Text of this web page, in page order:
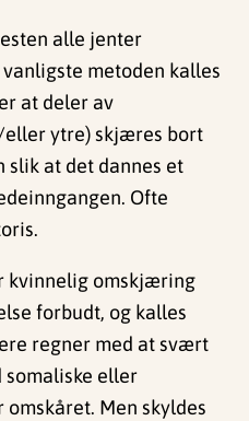
alle jenter
metoden kalles
at deler av
eller ytre) skjæres bort
slik at det dannes et
Ofte
kvinnelig omskjæring
forbudt, og kalles
regner med at svært
eller
Men skyldes